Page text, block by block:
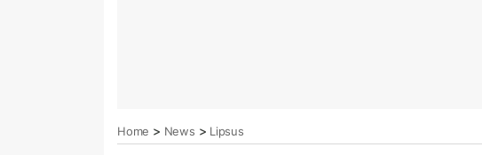
Home > News > Lipsus